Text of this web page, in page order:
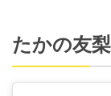
たかの友